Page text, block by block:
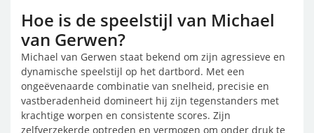
Hoe is de speelstijl van Michael
van Gerwen?
Michael van Gerwen staat bekend om zijn agressieve en
dynamische speelstijl op het dartbord. Met een
ongeëvenaarde combinatie van snelheid, precisie en
vastberadenheid domineert hij zijn tegenstanders met
krachtige worpen en consistente scores. Zijn
zelfverzekerde optreden en vermogen om onder druk te